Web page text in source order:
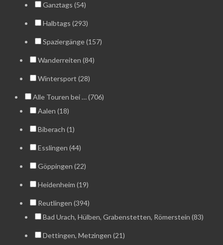
Ganztags (54)
Halbtags (293)
Spaziergänge (157)
Wanderreiten (84)
Wintersport (28)
Alle Touren bei … (706)
Aalen (18)
Biberach (1)
Esslingen (44)
Göppingen (22)
Heidenheim (19)
Reutlingen (394)
Bad Urach, Hülben, Grabenstetten, Römerstein (83)
Dettingen, Metzingen (21)